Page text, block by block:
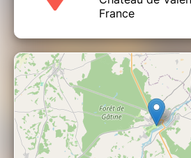
*Repas traiteur sous barnum ou plein air
France